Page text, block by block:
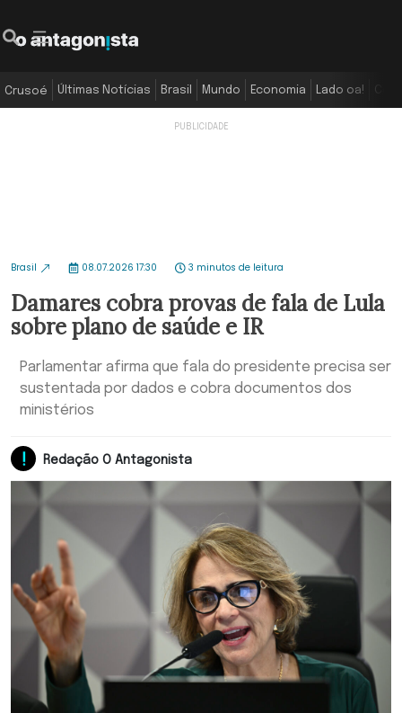
Crusoé Últimas Notícias Brasil Mundo Economia Lado oa!
Brasil 08.07.2026 17:30 3 minutos de leitura
Damares cobra provas de fala de Lula
sobre plano de saúde e IR
Parlamentar afirma que fala do presidente precisa ser
sustentada por dados e cobra documentos dos
ministérios
Redação O Antagonista